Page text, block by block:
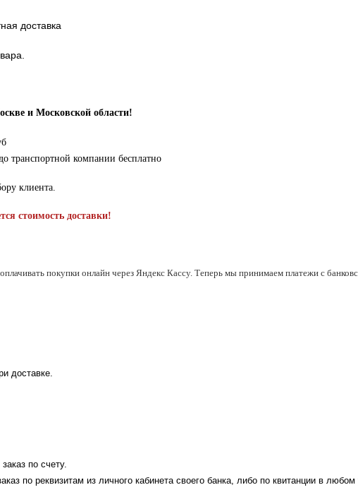
доставка
и Московской области!
транспортной компании бесплатно
клиента.
стоимость доставки!
покупки онлайн через Яндекс Кассу. Теперь мы принимаем платежи с
доставке.
по счету.
по реквизитам из личного кабинета своего банка, либо по квитанции в